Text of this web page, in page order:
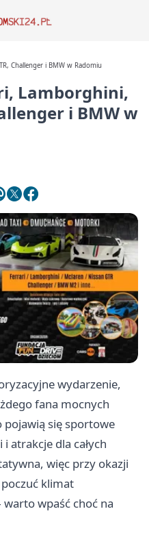
Challenger i BMW w Radomiu
Lamborghini,
i BMW w
wydarzenie,
fana mocnych
pojawią się sportowe
atrakcje dla całych
więc przy okazji
klimat
wpaść choć na